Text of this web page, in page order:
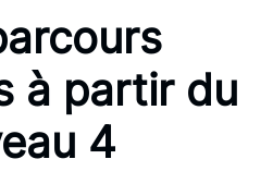
à partir du
4